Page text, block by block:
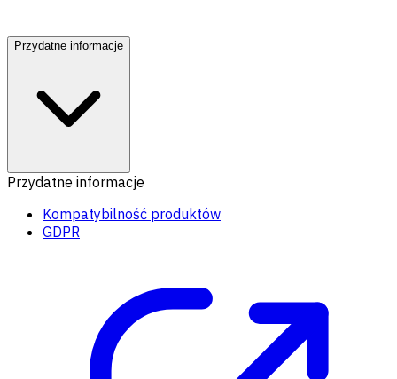
Przydatne informacje
Przydatne informacje
Kompatybilność produktów
GDPR